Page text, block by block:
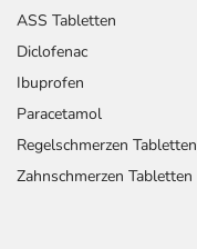
ASS Tabletten
Diclofenac
Ibuprofen
Paracetamol
Regelschmerzen Tabletten
Zahnschmerzen Tabletten